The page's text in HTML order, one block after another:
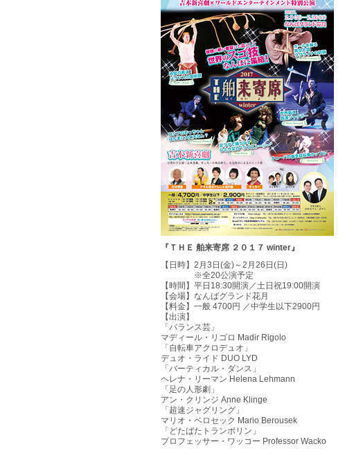
『ＴＨＥ 舶来寄席 ２０１７ winter』
【日時】 2月3日(金)～2月26日(日)
※全20公演予定
【時間】 平日18:30開演／土日祝19:00開演
【会場】 なんばグランド花月
【料金】 一般 4700円 ／中学生以下2900円
【出演】
「バランス芸」
マディール・リゴロ Madir Rigolo
「自転車アクロデュオ」
デュオ・ライド DUO LYD
「バーティカル・ダンス」
ヘレナ・リーマン Helena Lehmann
「足の人形劇」
アン・クリンジ Anne Klinge
「超速ジャグリング」
マリオ・ベロセック Mario Berousek
「どたばたトランポリン」
プロフェッサー・ワッコー Professor Wacko